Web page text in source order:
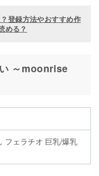
登録方法やおすすめ作
める？
～moonrise
フェラチオ 巨乳/爆乳